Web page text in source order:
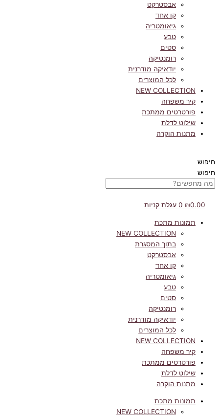
אבסטרקט
קו אחד
גיאומטריה
טבע
סטים
רומנטיקה
יודאיקה מודרנית
לכל המוצרים
NEW COLLECTION
קיר משפחה
פורטרטים ממתכת
שילוט לדלת
מתנות הוקרה
חיפוש
חיפוש
₪0.00
0 עגלת קניות
תמונות מתכת
NEW COLLECTION
בתוך המסגרת
אבסטרקט
קו אחד
גיאומטריה
טבע
סטים
רומנטיקה
יודאיקה מודרנית
לכל המוצרים
NEW COLLECTION
קיר משפחה
פורטרטים ממתכת
שילוט לדלת
מתנות הוקרה
תמונות מתכת
NEW COLLECTION